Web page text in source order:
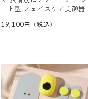
ート型 フェイスケア美顔器
特別セット
19,100